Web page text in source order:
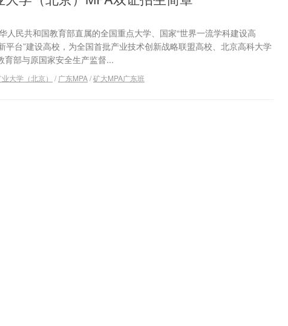
人民共和国教育部直属的全国重点大学、国家“世界一流学科建设高
平台”建设高校，为全国首批产业技术创新战略联盟高校、北京高科大学
育部与原国家安全生产监督...
大学（北京） / 广东MPA/矿大MPA广东班